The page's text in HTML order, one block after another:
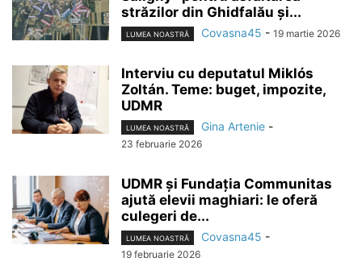
străzilor din Ghidfalău și...
LUMEA NOASTRĂ Covasna45 - 19 martie 2026
Interviu cu deputatul Miklós
Zoltán. Teme: buget, impozite,
UDMR
LUMEA NOASTRĂ Gina Artenie -
23 februarie 2026
UDMR și Fundația Communitas
ajută elevii maghiari: le oferă
culegeri de...
LUMEA NOASTRĂ Covasna45 -
19 februarie 2026